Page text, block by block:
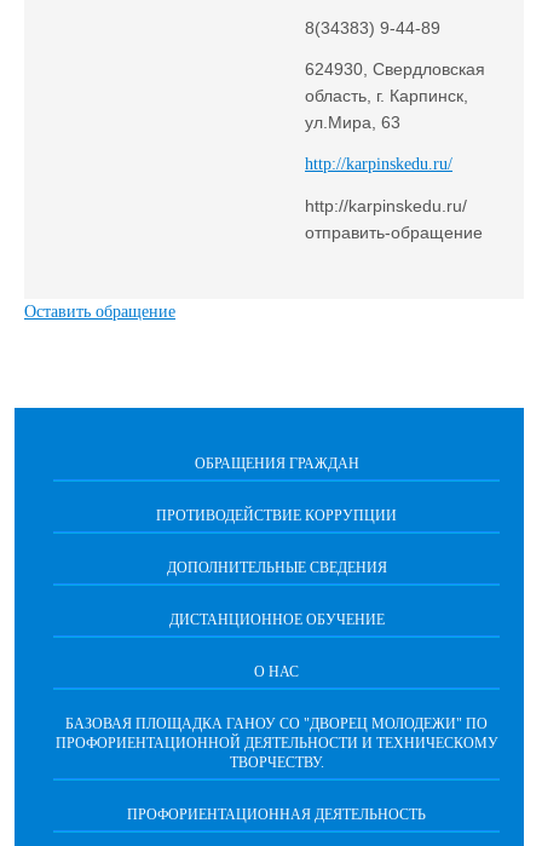
8(34383) 9-44-89
624930, Свердловская
область, г. Карпинск,
ул.Мира, 63
http://karpinskedu.ru/
http://karpinskedu.ru/
отправить-обращение
Оставить обращение
ОБРАЩЕНИЯ ГРАЖДАН
ПРОТИВОДЕЙСТВИЕ КОРРУПЦИИ
ДОПОЛНИТЕЛЬНЫЕ СВЕДЕНИЯ
ДИСТАНЦИОННОЕ ОБУЧЕНИЕ
О НАС
БАЗОВАЯ ПЛОЩАДКА ГАНОУ СО "ДВОРЕЦ МОЛОДЕЖИ" ПО
ПРОФОРИЕНТАЦИОННОЙ ДЕЯТЕЛЬНОСТИ И ТЕХНИЧЕСКОМУ
ТВОРЧЕСТВУ.
ПРОФОРИЕНТАЦИОННАЯ ДЕЯТЕЛЬНОСТЬ